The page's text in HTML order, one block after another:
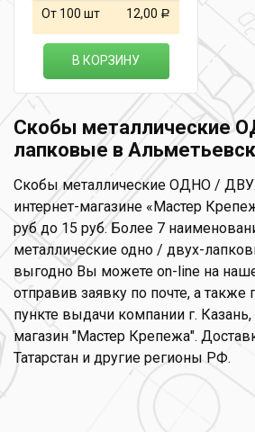
От 100 шт 12,00 Р
В КОРЗИНУ
Скобы металлические
лапковые в
Скобы металлические ОДНО /
интернет-магазине «Мастер
руб до 15 руб. Более 7
металлические одно / двух-
выгодно Вы можете on-line на
отправив заявку по почте, а также
пункте выдачи компании г. Казань,
магазин "Мастер Крепежа".
Татарстан и другие регионы РФ.